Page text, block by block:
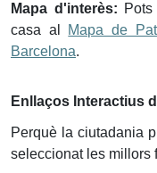
Mapa d'interès:
casa al Mapa de
Barcelona.
Enllaços Interactius
Perquè la ciutadania
seleccionat les millors